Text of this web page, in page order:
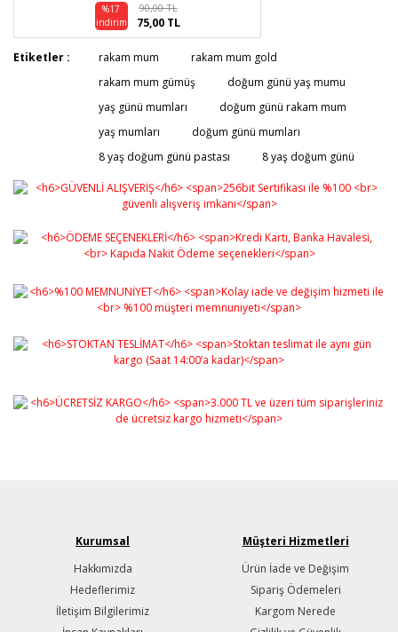
%17
indirim
90,00 TL
75,00 TL
Etiketler : rakam mum
rakam mum gold
rakam mum gümüş
doğum günü yaş mumu
yaş günü mumları
doğum günü rakam mum
yaş mumları
doğum günü mumları
8 yaş doğum günü pastası
8 yaş doğum günü
Kurumsal
Hakkımızda
Hedeflerimiz
İletişim Bilgilerimiz
Müşteri Hizmetleri
Ürün İade ve Değişim
Sipariş Ödemeleri
Kargom Nerede